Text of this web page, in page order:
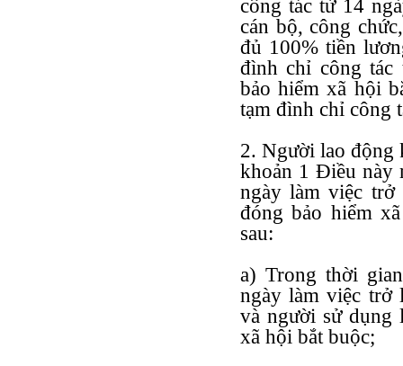
công tác từ 14
cán bộ, công
đủ 100% tiền
đình chỉ công
bảo hiểm xã hội
tạm đình chỉ công
2. Người lao động
khoản 1 Điều này
ngày làm việc trở
đóng bảo hiểm
sau:
a) Trong thời
ngày làm việc trở
và người sử dụng
xã hội bắt buộc;